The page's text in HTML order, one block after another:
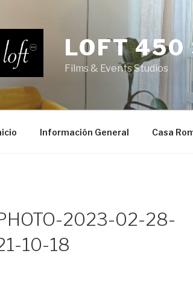
LOFT 450
Films & Events Studios
Información General Casa
2023-02-28-
10-18